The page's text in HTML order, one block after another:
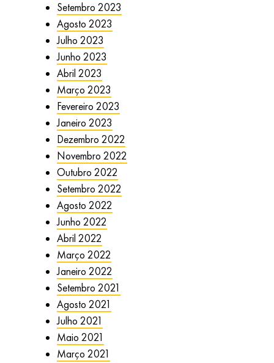
Setembro 2023
Agosto 2023
Julho 2023
Junho 2023
Abril 2023
Março 2023
Fevereiro 2023
Janeiro 2023
Dezembro 2022
Novembro 2022
Outubro 2022
Setembro 2022
Agosto 2022
Junho 2022
Abril 2022
Março 2022
Janeiro 2022
Setembro 2021
Agosto 2021
Julho 2021
Maio 2021
Março 2021